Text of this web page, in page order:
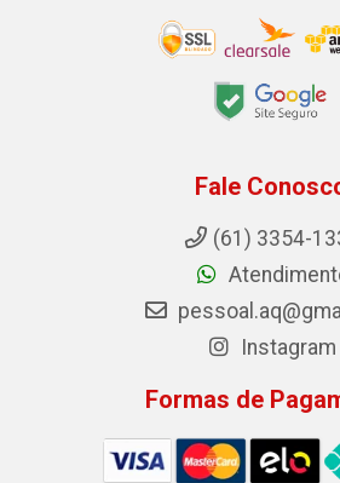
Fale
(61) 3354-
Instagram
Formas de